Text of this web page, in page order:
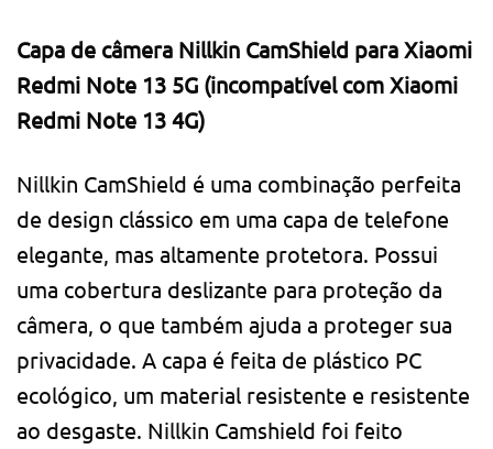
Capa de câmera Nillkin CamShield para Xiaomi
Redmi Note 13 5G (incompatível com Xiaomi
Redmi Note 13 4G)
Nillkin CamShield é uma combinação perfeita
de design clássico em uma capa de telefone
elegante, mas altamente protetora. Possui
uma cobertura deslizante para proteção da
câmera, o que também ajuda a proteger sua
privacidade. A capa é feita de plástico PC
ecológico, um material resistente e resistente
ao desgaste. Nillkin Camshield foi feito